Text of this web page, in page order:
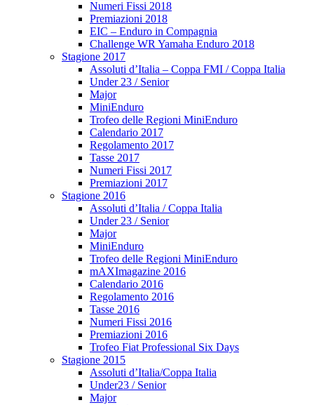
Numeri Fissi 2018
Premiazioni 2018
EIC – Enduro in Compagnia
Challenge WR Yamaha Enduro 2018
Stagione 2017
Assoluti d’Italia – Coppa FMI / Coppa Italia
Under 23 / Senior
Major
MiniEnduro
Trofeo delle Regioni MiniEnduro
Calendario 2017
Regolamento 2017
Tasse 2017
Numeri Fissi 2017
Premiazioni 2017
Stagione 2016
Assoluti d’Italia / Coppa Italia
Under 23 / Senior
Major
MiniEnduro
Trofeo delle Regioni MiniEnduro
mAXImagazine 2016
Calendario 2016
Regolamento 2016
Tasse 2016
Numeri Fissi 2016
Premiazioni 2016
Trofeo Fiat Professional Six Days
Stagione 2015
Assoluti d’Italia/Coppa Italia
Under23 / Senior
Major